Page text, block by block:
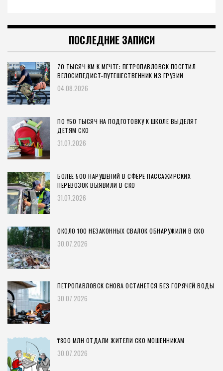
ПОСЛЕДНИЕ ЗАПИСИ
70 ТЫСЯЧ КМ К МЕЧТЕ: ПЕТРОПАВЛОВСК ПОСЕТИЛ
ВЕЛОСИПЕДИСТ-ПУТЕШЕСТВЕННИК ИЗ ГРУЗИИ
04.08.2026
ПО ₸50 ТЫСЯЧ НА ПОДГОТОВКУ К ШКОЛЕ ВЫДЕЛЯТ
ДЕТЯМ СКО
31.07.2026
БОЛЕЕ 500 НАРУШЕНИЙ В СФЕРЕ ПАССАЖИРСКИХ
ПЕРЕВОЗОК ВЫЯВИЛИ В СКО
31.07.2026
ОКОЛО 100 НЕЗАКОННЫХ СВАЛОК ОБНАРУЖИЛИ В СКО
30.07.2026
ПЕТРОПАВЛОВСК СНОВА ОСТАНЕТСЯ БЕЗ ГОРЯЧЕЙ ВОДЫ
30.07.2026
₸800 МЛН ОТДАЛИ ЖИТЕЛИ СКО МОШЕННИКАМ
30.07.2026